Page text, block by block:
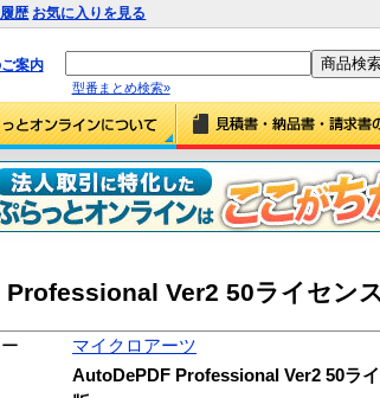
歴 お気に入りを見る
案内
型番まとめ検索»
Ver2 50ライセン
マイクロアーツ
AutoDePDF Professional Ver2 50ラ